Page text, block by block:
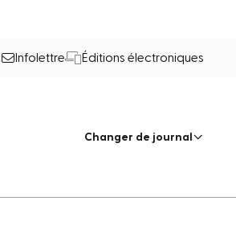
Infolettre Éditions électroniques
Changer de journal